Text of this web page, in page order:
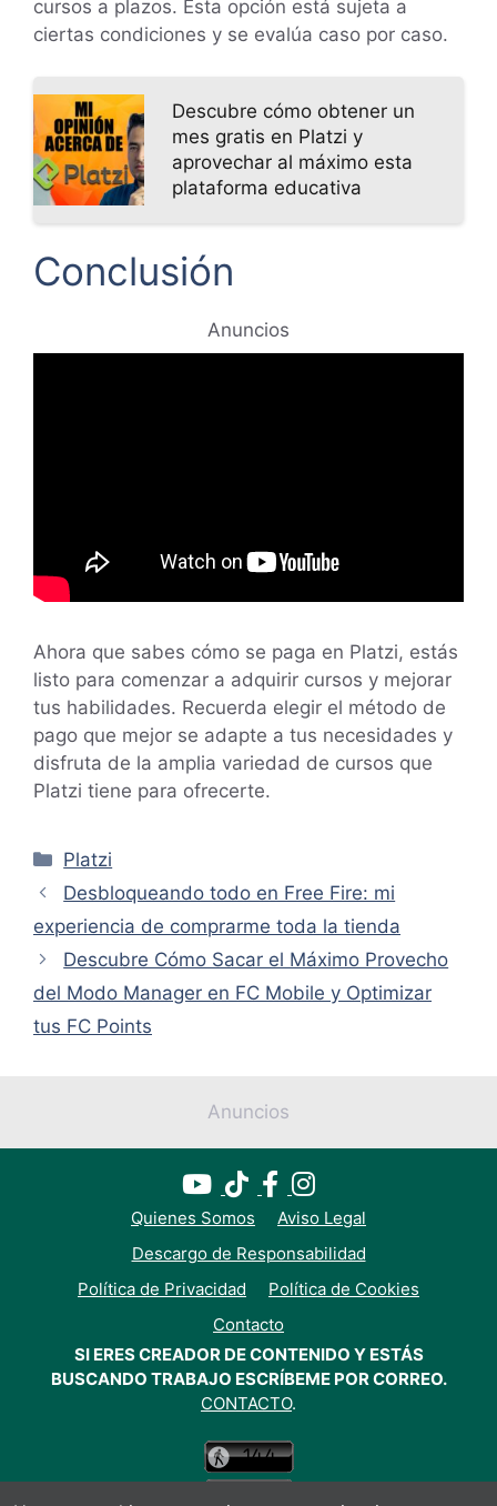
cursos a plazos. Esta opción está sujeta a
ciertas condiciones y se evalúa caso por caso.
Descubre cómo obtener un
mes gratis en Platzi y
aprovechar al máximo esta
plataforma educativa
Conclusión
Anuncios
Ahora que sabes cómo se paga en Platzi, estás
listo para comenzar a adquirir cursos y mejorar
tus habilidades. Recuerda elegir el método de
pago que mejor se adapte a tus necesidades y
disfruta de la amplia variedad de cursos que
Platzi tiene para ofrecerte.
Categorías
Platzi
Desbloqueando todo en Free Fire: mi
experiencia de comprarme toda la tienda
Descubre Cómo Sacar el Máximo Provecho
del Modo Manager en FC Mobile y Optimizar
tus FC Points
Anuncios
Quienes Somos
Aviso Legal
Descargo de Responsabilidad
Política de Privacidad
Política de Cookies
Contacto
SI ERES CREADOR DE CONTENIDO Y ESTÁS
BUSCANDO TRABAJO ESCRÍBEME POR CORREO.
CONTACTO.